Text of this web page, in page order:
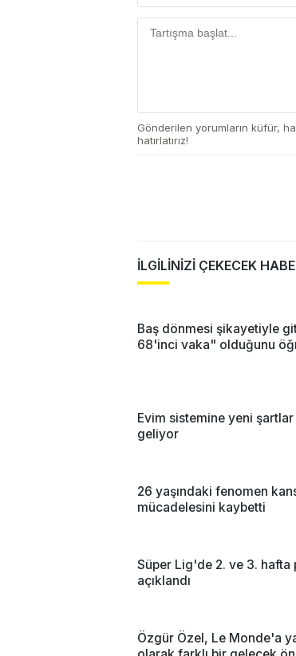
Gönderilen yorumların küfür,
hatırlatırız!
İLGİLİNİZİ ÇEKECEK
Baş dönmesi şikayetiyle
68'inci vaka" olduğunu
Evim sistemine yeni şartlar
geliyor
26 yaşındaki fenomen
mücadelesini kaybetti
Süper Lig'de 2. ve 3. hafta
açıklandı
Özgür Özel, Le Monde'a